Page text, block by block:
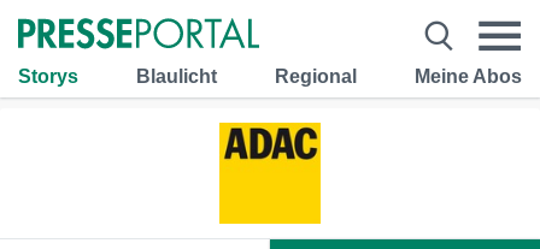
Storys Blaulicht Regional Meine Abos